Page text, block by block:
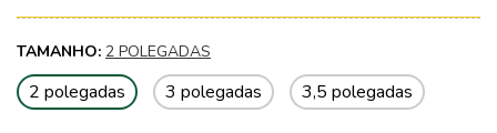
TAMANHO: 2 POLEGADAS
2 polegadas 3 polegadas 3,5 polegadas